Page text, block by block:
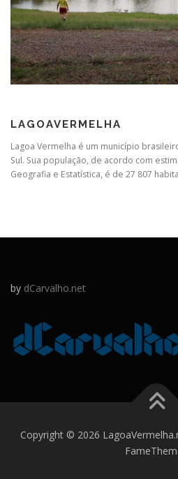
LAGOAVERMELHA
Lagoa Vermelha é um município
Sul. Sua população, de acordo com
Geografia e Estatística, é de 27 807
by dCarvalho.net
Copyright © 2026